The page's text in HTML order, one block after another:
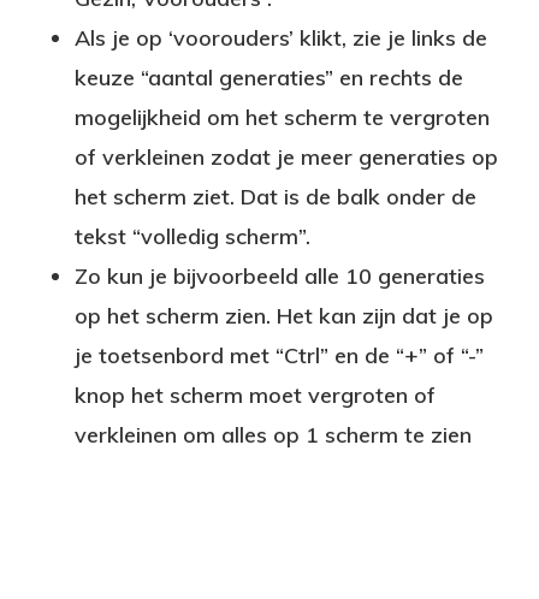
Als je op ‘voorouders’ klikt, zie je links de
keuze “aantal generaties” en rechts de
mogelijkheid om het scherm te vergroten
of verkleinen zodat je meer generaties op
het scherm ziet. Dat is de balk onder de
tekst “volledig scherm”.
Zo kun je bijvoorbeeld alle 10 generaties
op het scherm zien. Het kan zijn dat je op
je toetsenbord met “Ctrl” en de “+” of “-”
knop het scherm moet vergroten of
verkleinen om alles op 1 scherm te zien